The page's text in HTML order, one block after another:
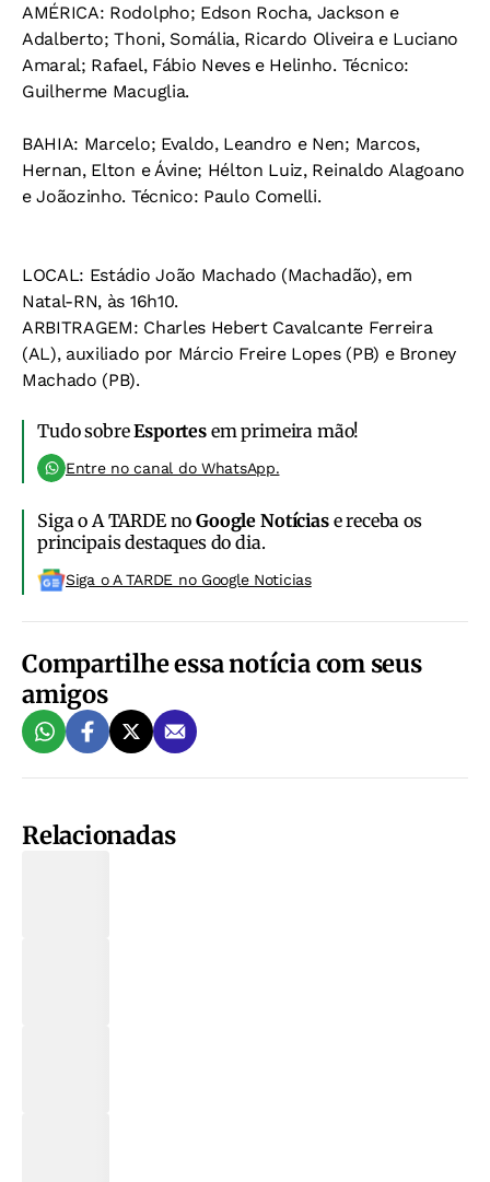
AMÉRICA: Rodolpho; Edson Rocha, Jackson e
Adalberto; Thoni, Somália, Ricardo Oliveira e Luciano
Amaral; Rafael, Fábio Neves e Helinho. Técnico:
Guilherme Macuglia.
BAHIA: Marcelo; Evaldo, Leandro e Nen; Marcos,
Hernan, Elton e Ávine; Hélton Luiz, Reinaldo Alagoano
e Joãozinho. Técnico: Paulo Comelli.
LOCAL: Estádio João Machado (Machadão), em
Natal-RN, às 16h10.
ARBITRAGEM: Charles Hebert Cavalcante Ferreira
(AL), auxiliado por Márcio Freire Lopes (PB) e Broney
Machado (PB).
Tudo sobreEsportesem primeira mão!
Entre no canal do WhatsApp.
Siga o A TARDE noGoogle Notíciase receba os
principais destaques do dia.
Siga o A TARDE no Google Noticias
Compartilhe essa notícia com seus
amigos
Relacionadas